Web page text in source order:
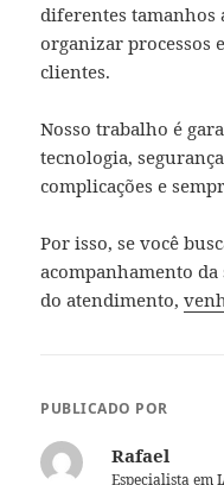
diferentes tamanhos
organizar processos
clientes.
Nosso trabalho é
tecnologia,
complicações e
Por isso, se você
acompanhamento
do atendimento,
PUBLICADO POR
Rafael
Especialista em